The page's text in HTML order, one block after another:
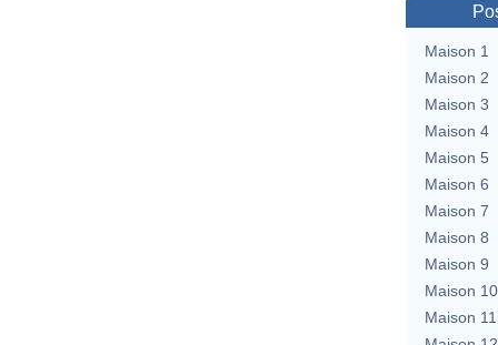
Maison 1
Maison 2
Maison 3
Maison 4
Maison 5
Maison 6
Maison 7
Maison 8
Maison 9
Maison 10
Maison 11